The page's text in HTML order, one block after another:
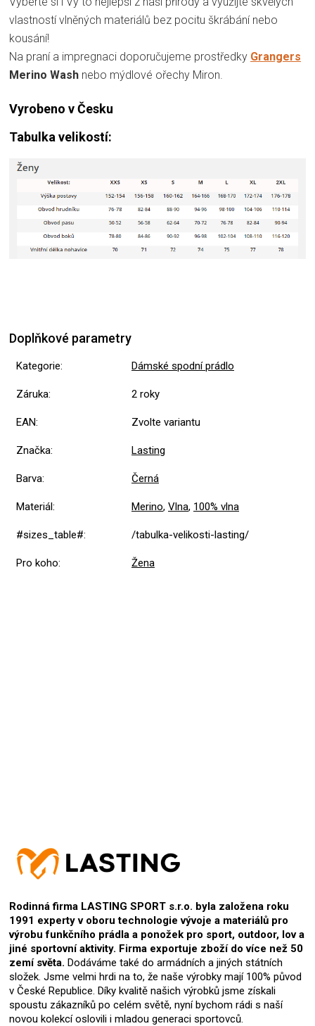
vlastností vlněných materiálů bez pocitu škrábání nebo
kousání!
Na praní a impregnaci doporučujeme prostředky Grangers
Merino Wash nebo mýdlové ořechy Miron.
Vyrobeno v Česku
Tabulka velikostí:
Doplňkové parametry
Kategorie: Dámské spodní prádlo
Záruka: 2 roky
EAN: Zvolte variantu
Značka: Lasting
Barva: Černá
Materiál: Merino, Vlna, 100% vlna
#sizes_table#: /tabulka-velikosti-lasting/
Pro koho: Žena
Rodinná firma LASTING SPORT s.r.o. byla založena roku
1991 experty v oboru technologie vývoje a materiálů pro
výrobu funkčního prádla a ponožek pro sport, outdoor, lov a
jiné sportovní aktivity. Firma exportuje zboží do více než 50
zemí světa. Dodáváme také do armádních a jiných státních
složek. Jsme velmi hrdi na to, že naše výrobky mají 100% původ
v České Republice. Díky kvalitě našich výrobků jsme získali
spoustu zákazníků po celém světě, nyní bychom rádi s naší
novou kolekcí oslovili i mladou generaci sportovců.